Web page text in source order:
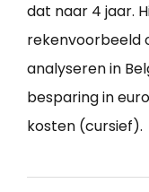
dat naar 4 jaar.
rekenvoorbeeld
analyseren in
besparing in
kosten (cursief).